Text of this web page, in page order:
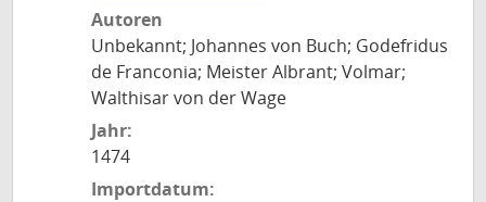
Autoren
Unbekannt; Johannes von Buch; Godefridus
de Franconia; Meister Albrant; Volmar;
Walthisar von der Wage
Jahr:
1474
Importdatum: